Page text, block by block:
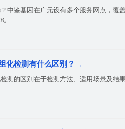
中鉴基因在广元设有多个服务网点，覆
化检测有什么区别？
测的区别在于检测方法、适用场景及结